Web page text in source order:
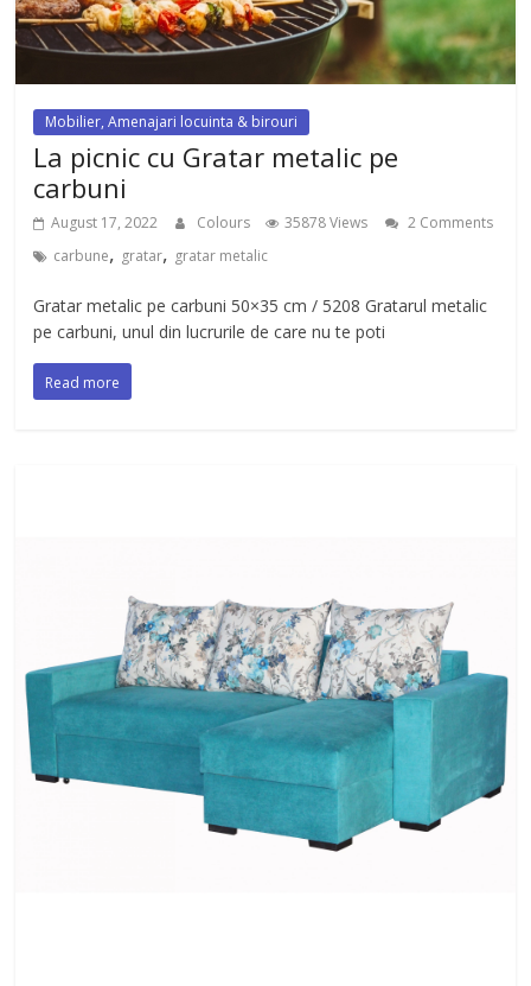
Mobilier, Amenajari locuinta & birouri
La picnic cu Gratar metalic pe
carbuni
August 17, 2022 Colours 35878 Views
2 Comments
carbune, gratar, gratar metalic
Gratar metalic pe carbuni 50×35 cm / 5208 Gratarul metalic
pe carbuni, unul din lucrurile de care nu te poti
Read more